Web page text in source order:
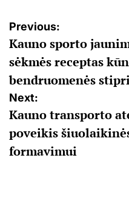
Navigacija
tarp
įrašų
Previous:
Kauno sporto
sėkmės receptas
bendruomenės
Next:
Kauno transporto
poveikis
formavimui